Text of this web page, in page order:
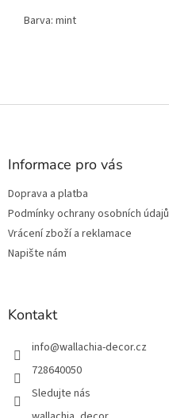
Barva: mint
Z
Informace pro vás
Doprava a platba
Podmínky ochrany osobních údajů
Vrácení zboží a reklamace
Napište nám
Kontakt
info@wallachia-decor.cz
728640050
Sledujte nás